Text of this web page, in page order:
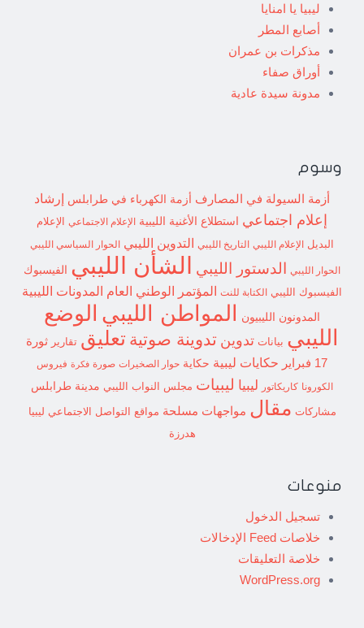
ليبيا يا امنايا
أصابع المطر
مذكرات بن عمران
أوراق صفاء
مدونة سيدة عادية
وسوم
أزمة السيولة في المصارف أزمة الكهرباء في طرابلس إرشاد
إعلام اجتماعي استطلاع الأغنية الليبية الإعلام الاجتماعي
الإعلام
البديل الإعلام الليبي التاريخ الليبي التدوين الليبي الحوار السياسي الليبي
الحوار الليبي الدستور الليبي الشأن الليبي الفيسبوك
الفيسبوك الليبي الكتابة للنت المؤتمر الوطني العام المدونات الليبية
المدونون الليبيون المواطن الليبي الوضع
الليبي بيانات تدوين تدوينة صوتية تعليق تقارير
ثورة
17 فبراير
حكايات ليبية حكاية حوار الصخيرات صورة فكرة فيروس
الكورونا كاريكاتور ليبيا ليبيات مجلس النواب الليبي مدينة طرابلس
مشاركات مقال مواجهات مسلحة مواقع التواصل الاجتماعي ليبيا
هدرزة
منوعات
تسجيل الدخول
خلاصات Feed الإدخالات
خلاصة التعليقات
WordPress.org